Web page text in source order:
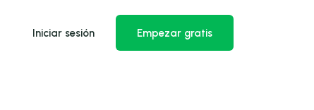
Iniciar sesión Empezar gratis